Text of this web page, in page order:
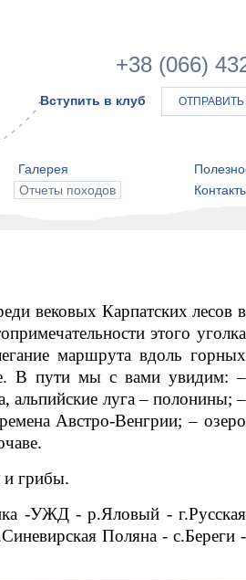
+38 (066)
Вступить в клуб
Галерея
Отчеты походов
вековых Карпатских лесов в
этого уголка
маршрута вдоль горных
В пути мы с вами увидим: –
альпийские луга – полонины; –
Австро-Венгрии; – озеро
и грибы.
-УЖД - р.Яловый - г.Русская
Поляна - с.Береги -